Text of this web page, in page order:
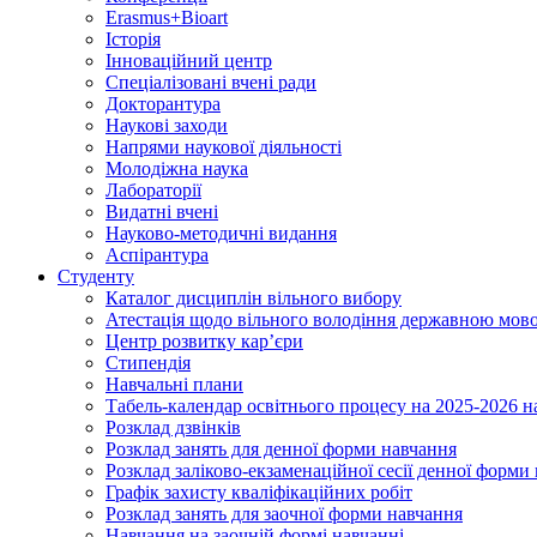
Erasmus+Bioart
Історія
Інноваційний центр
Спеціалізовані вчені ради
Докторантура
Наукові заходи
Напрями наукової діяльності
Молодіжна наука
Лабораторії
Видатні вчені
Науково-методичні видання
Аспірантура
Студенту
Каталог дисциплін вільного вибору
Атестація щодо вільного володіння державною
Центр розвитку кар’єри
Стипендія
Навчальні плани
Табель-календар освітнього процесу на 2025-2026
Розклад дзвінків
Розклад занять для денної форми навчання
Розклад заліково-екзаменаційної сесії денної
Графік захисту кваліфікаційних робіт
Розклад занять для заочної форми навчання